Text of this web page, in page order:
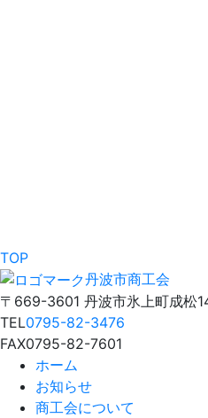
TOP
丹波市商工会
〒669-3601 丹波市氷上町成松
TEL0795-82-3476
FAX0795-82-7601
ホーム
お知らせ
商工会について